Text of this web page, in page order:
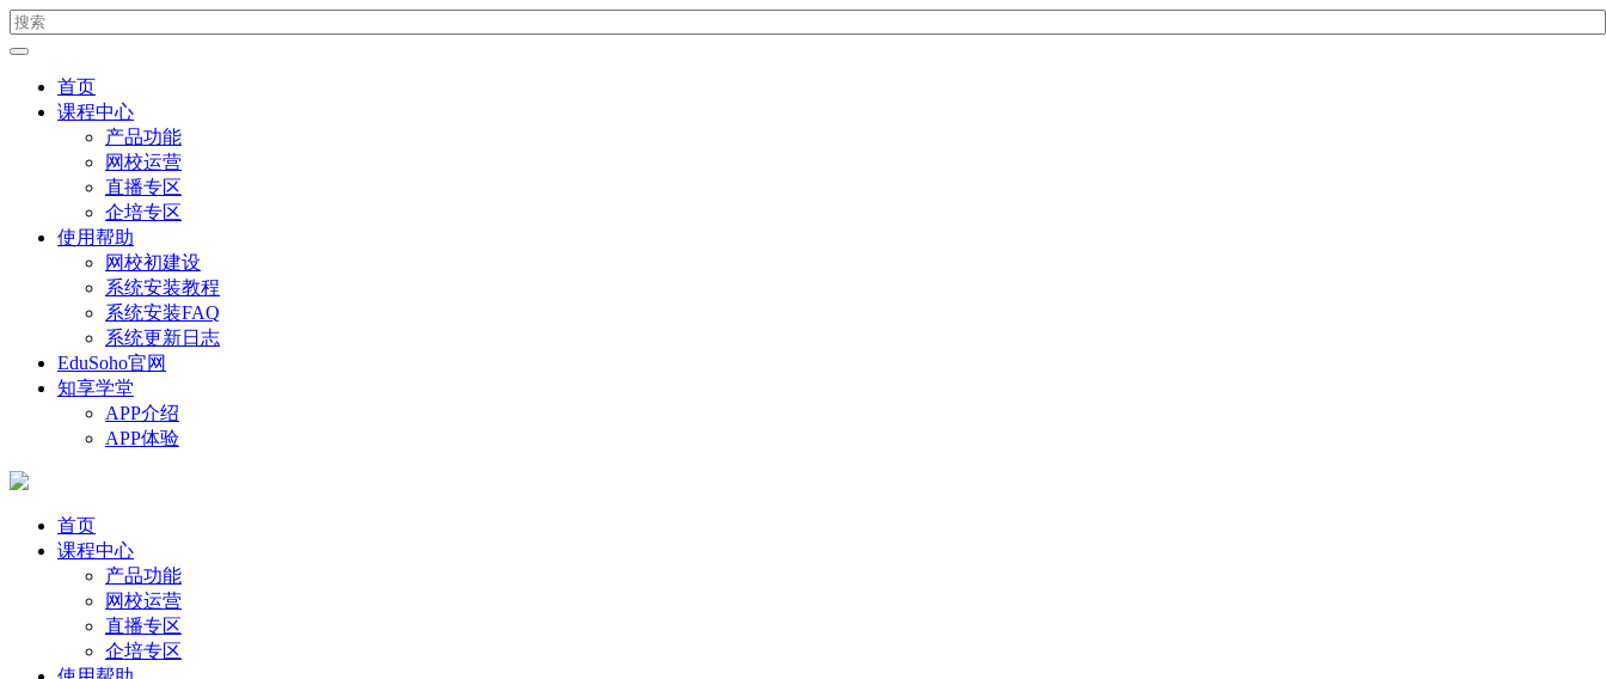
首页
课程中心
产品功能
网校运营
直播专区
企培专区
使用帮助
网校初建设
系统安装教程
系统安装FAQ
系统更新日志
EduSoho官网
知享学堂
APP介绍
APP体验
首页
课程中心
产品功能
网校运营
直播专区
企培专区